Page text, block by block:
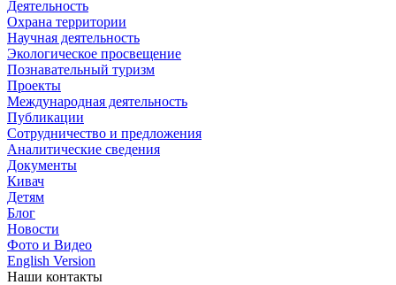
Деятельность
Охрана территории
Научная деятельность
Экологическое просвещение
Познавательный туризм
Проекты
Международная деятельность
Публикации
Сотрудничество и предложения
Аналитические сведения
Документы
Кивач
Детям
Блог
Новости
Фото и Видео
English Version
Наши контакты